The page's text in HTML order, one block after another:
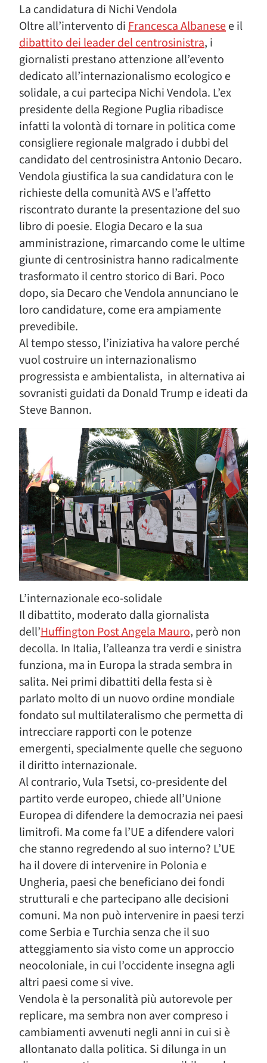
La candidatura di Nichi Vendola
Oltre all’intervento diFrancesca Albanesee il
dibattito dei leader del centrosinistra, i
giornalisti prestano attenzione all’evento
dedicato all’internazionalismo ecologico e
solidale, a cui partecipa Nichi Vendola. L’ex
presidente della Regione Puglia ribadisce
infatti la volontà di tornare in politica come
consigliere regionale malgrado i dubbi del
candidato del centrosinistra Antonio Decaro.
Vendola giustifica la sua candidatura con le
richieste della comunità AVS e l’affetto
riscontrato durante la presentazione del suo
libro di poesie. Elogia Decaro e la sua
amministrazione, rimarcando come le ultime
giunte di centrosinistra hanno radicalmente
trasformato il centro storico di Bari. Poco
dopo, sia Decaro che Vendola annunciano le
loro candidature, come era ampiamente
prevedibile.
Al tempo stesso, l’iniziativa ha valore perché
vuol costruire un internazionalismo
progressista e ambientalista, in alternativa ai
sovranisti guidati da Donald Trump e ideati da
Steve Bannon.
L’internazionale eco-solidale
Il dibattito, moderato dalla giornalista
dell’Huffington Post Angela Mauro, però non
decolla. In Italia, l’alleanza tra verdi e sinistra
funziona, ma in Europa la strada sembra in
salita. Nei primi dibattiti della festa si è
parlato molto di un nuovo ordine mondiale
fondato sul multilateralismo che permetta di
intrecciare rapporti con le potenze
emergenti, specialmente quelle che seguono
il diritto internazionale.
Al contrario, Vula Tsetsi, co-presidente del
partito verde europeo, chiede all’Unione
Europea di difendere la democrazia nei paesi
limitrofi. Ma come fa l’UE a difendere valori
che stanno regredendo al suo interno? L’UE
ha il dovere di intervenire in Polonia e
Ungheria, paesi che beneficiano dei fondi
strutturali e che partecipano alle decisioni
comuni. Ma non può intervenire in paesi terzi
come Serbia e Turchia senza che il suo
atteggiamento sia visto come un approccio
neocoloniale, in cui l’occidente insegna agli
altri paesi come si vive.
Vendola è la personalità più autorevole per
replicare, ma sembra non aver compreso i
cambiamenti avvenuti negli anni in cui si è
allontanato dalla politica. Si dilunga in un